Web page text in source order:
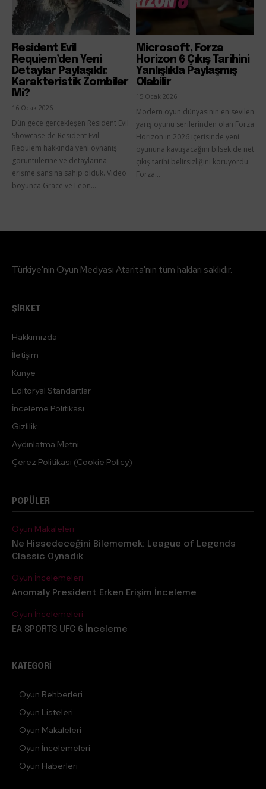
Resident Evil
Requiem’den Yeni
Detaylar Paylaşıldı:
Karakteristik Zombiler
Mi?
16 Ocak 2026
Dün gece gerçekleşen Resident Evil
Showcase'de Resident Evil
Requiem hakkında yeni oynanış
görüntülerine ve detaylarına
erişme şansına sahip olduk. Video
boyunca Grace ve Leon...
Microsoft, Forza
Horizon 6 Çıkış Tarihini
Yanlışlıkla Paylaşmış
Olabilir
15 Ocak 2026
Modern oyun dünyasının en sevilen
yarış oyunu serilerinden olan Forza
Horizon'ın 2026 içerisinde yeni
oyununa kavuşacağını bilsek de net
çıkış tarihi belirsizliğini koruyordu.
Forza...
Türkiye'nin Oyun Medyası Atarita'nın tüm hakları saklıdır.
ŞİRKET
Hakkımızda
İletişim
Künye
Editöryal Standartlar
İnceleme Politikası
Gizlilik
Aydınlatma Metni
Çerez Politikası (Cookie Policy)
POPÜLER
Oyun Makaleleri
Ne Hissedeceğini Bilememek: League of Legends
Classic Oynadık
Oyun İncelemeleri
Anomaly President Erken Erişim İnceleme
Oyun İncelemeleri
EA SPORTS UFC 6 İnceleme
KATEGORI
Oyun Rehberleri
Oyun Listeleri
Oyun Makaleleri
Oyun İncelemeleri
Oyun Haberleri